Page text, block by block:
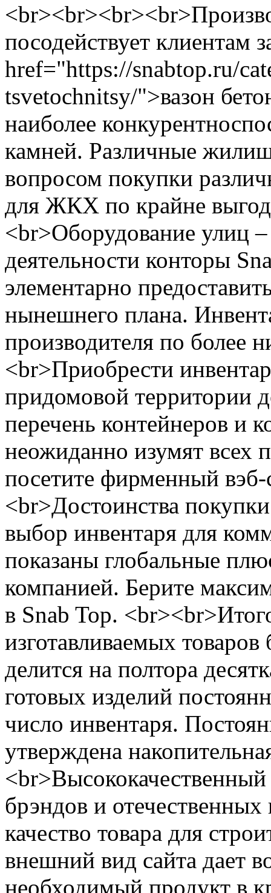
посодействует клиентам
href="https://snabtop.ru/
tsvetochnitsy/">вазон
наиболее
камней. Различные
вопросом покупки
для ЖКХ по крайне
<br>Оборудование улиц
деятельности конторы
элементарно
нынешнего плана.
производителя по более
<br>Приобрести
придомовой территории
перечень контейнеров и
неожиданно изумят всех
посетите фирменный
<br>Достоинства
выбор инвентаря для
показаны глобальные
компанией. Берите
в Snab Top.
изготавливаемых
делится на полтора
готовых изделий
число инвентаря.
утверждена
брэндов и
качество товара для
внешний вид сайта дает
необходимый продукт в